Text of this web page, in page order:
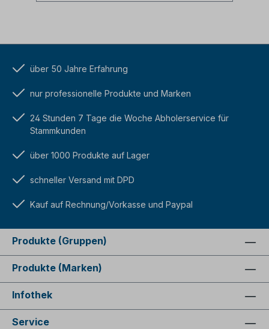
über 50 Jahre Erfahrung
nur professionelle Produkte und Marken
24 Stunden 7 Tage die Woche Abholerservice für
Stammkunden
über 1000 Produkte auf Lager
schneller Versand mit DPD
Kauf auf Rechnung/Vorkasse und Paypal
Produkte (Gruppen)
Produkte (Marken)
Infothek
Service